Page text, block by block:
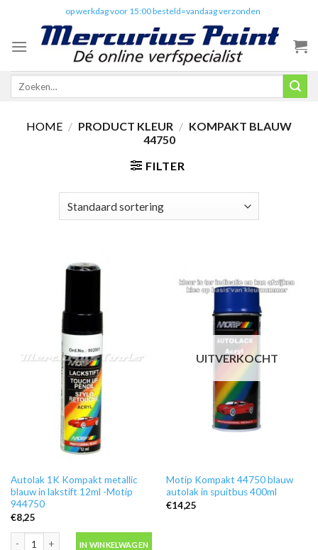
content
op werkdag voor 15:00 besteld=vandaag verzonden
Zoeken
HOME / PRODUCT KLEUR / KOMPAKT BLAUW
44750
FILTER
Autolak 1K Kompakt metallic
blauw in lakstift 12ml -Motip
944750
€8,25
IN WINKELWAGEN
UITVERKOCHT
Motip Kompakt 44750 blauw
autolak in spuitbus 400ml
€14,25